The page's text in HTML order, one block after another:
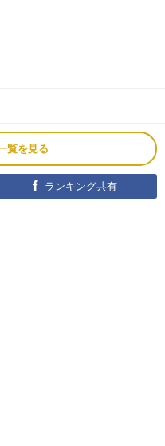
覧を見る
ランキング共有